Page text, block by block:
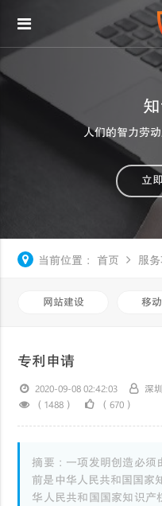
人们的智力劳
立
当前位置： 首页 服
网站建设 移
专利申请
2020-09-08 02:42:03 深
（1488）
（670）
摘要：一项发明创造必须
前是中华人民共和国国家
华人民共和国国家知识产